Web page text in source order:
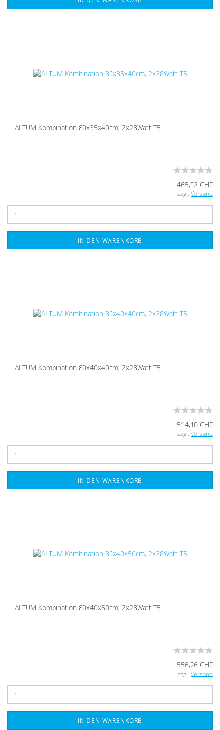
ALTUM Kom­bi­na­ti­on 80x35x40cm, 2x28Watt T5
465,92 CHF
zzgl. Versand
IN DEN WARENKORB
ALTUM Kom­bi­na­ti­on 80x40x40cm, 2x28Watt T5
514,10 CHF
zzgl. Versand
IN DEN WARENKORB
ALTUM Kom­bi­na­ti­on 80x40x50cm, 2x28Watt T5
556,26 CHF
zzgl. Versand
IN DEN WARENKORB